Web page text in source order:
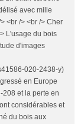
avec mille
<br /> <br /> Cher
L'usage du bois
d'images
020-2438-y)
en Europe
208 et la perte en
considérables et
du bois aux